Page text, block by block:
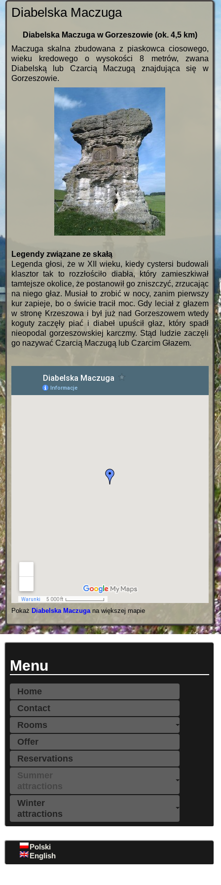
Diabelska Maczuga
Diabelska Maczuga w Gorzeszowie (ok. 4,5 km)
Maczuga skalna zbudowana z piaskowca ciosowego,
wieku kredowego o wysokości 8 metrów, zwana
Diabelską lub Czarcią Maczugą znajdująca się w
Gorzeszowie.
Legendy związane ze skałą
Legenda głosi, że w XII wieku, kiedy cystersi budowali
klasztor tak to rozzłościło diabła, który zamieszkiwał
tamtejsze okolice, że postanowił go zniszczyć, zrzucając
na niego głaz. Musiał to zrobić w nocy, zanim pierwszy
kur zapieje, bo o świcie tracił moc. Gdy leciał z głazem
w stronę Krzeszowa i był już nad Gorzeszowem wtedy
koguty zaczęły piać i diabeł upuścił głaz, który spadł
nieopodal gorzeszowskiej karczmy. Stąd ludzie zaczęli
go nazywać Czarcią Maczugą lub Czarcim Głazem.
Pokaż Diabelska Maczugana większej mapie
Menu
Home
Contact
Rooms
Offer
Reservations
Summer
attractions
Winter
attractions
Polski
English